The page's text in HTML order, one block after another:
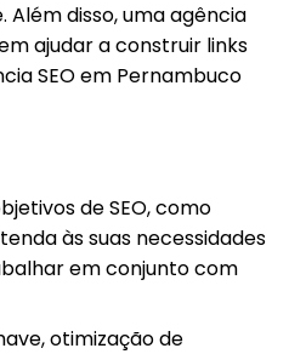
disso, uma agência
ajudar a construir links
SEO em Pernambuco
de SEO, como
às suas necessidades
em conjunto com
otimização de